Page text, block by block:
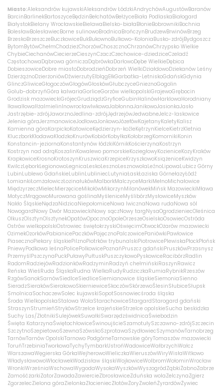
Miasto:Aleksandrów kujawskiAleksandrów ŁódzkiAndrychówAugustówBaranów
BarcinBarlinekBartoszyceBędzinBełchatówBełżyceBiała PodlaskaBiałogard
BiałystokBielany WrocławskieBielawaBielsko-białaBłonieBobrownikiBochnia
BolesławBolesławiecBorne sulinowoBrodnicaBrończynBrudzewBrwinówBrzeg
BrzeskoBrzeszczeBuczkowiceBukBukownoBulkowo-KoloniaBusko-zdrójBydgoszcz
BytomBytówChełmChodzieżChorzówChoszcznoChrzanówChrzypsko Wielkie
ChybieCiechanówCiecierzeCieszynCzaczCzechowice-dziedziceCzeladź
CzęstochowaDąbrowa górniczaDąbrówkaDarłowoDębe WielkieDębica
DobieszowiceDobre miastoDobrodzieńDobrzeń WielkiDziałdowoDziekanów Leśny
DzierżążnoDzierżoniówDźwierzutyElblągEłkGarbatka-LetniskoGdańskGdynia
GlinczGliwiceGłogoczówGłogówGłoskówGłubczyceGnieznoGogolin
Golub-dobrzyńGóra kalwariaGorliceGorzów wielkopolskiGrajewoGrębocin
Grodzisk mazowieckiGrójecGrudziądzGryficeGubinHalinówHarklowaHorodniany
IławaIłowaIłżaImielinInowrocławIwkowaJabłonnaJanikowoJasionkaJasło
Jastrzębie-zdrójJaworznoJedlina-zdrójJędrzejówJedwabneJelcz-laskowice
Jelenia góraJerzmanowiceJodłowaJonkowoJózefówKajetanyKaletyKalisz
Kamienna góraKarpickoKatowiceKędzierzyn-koźleKętrzynKielceKietrzKletnia
KluczborkKłodawaKłodzkoKnurówKobiórKobyłkaKołobrzegKomornikiKonin
Konstancin-jeziornaKonstantynów łódzkiKórnikKościerzynaKostrzyn
Kostrzyn nad odrąKoszalinKowalewo pomorskieKoziegłowyKozieniceKozyKraków
KrapkowiceKrosnoKrotoszynKruszwicaKrzepiceKrzyszkowoKsiążeniceKwidzyn
KwilczLęborkLegionowoLegnicaLeskoLesznoLesznowolaLeźnoLipowaLubicz Górny
LubinLublewo GdańskieLublinLubliniecLutyniaŁaskŁaziska GórnełazyŁódź
ŁomiankiŁomżałowiczŁozinałukówMalborkMalczyceMarkiMełnoMichałowice
MiędzyrzeczMielecMierzęciceMikołówMikorzynMilanówekMińsk MazowieckiMława
MotyczMrągowoMurowana goślinaMyśleniceMyślibórzMysłowiceMyszków
Nakło ŚląskieNędzaNidzicaNiepołomiceNowa IwicznaNowa rudaNowa sól
NowogardNowy Dwór MazowieckiNowy sączNowy targNysaOgrodzieniecOleśnica
OlkuszOlsztynOlsztynekOpatówOpocznoOpoleOrzeszeOsielskoOsowiecOstróda
Ostrów wielkopolskiOstrowiec świętokrzyskiOświęcimOtwockOżarów mazowiecki
OzimekOzorkówPabianicePaczkówPajęcznoPalczowicePaniówkiPawłowice
PiasecznoPiekary śląskiePilznoPiotrków trybunalskiPiotrowicePlewiskaPłockPłońsk
PniewyPodkowa leśnaPolicePolkowicePoznańPruszcz gdańskiPruszkówPrzasnysz
PrzemyślPszczynaPuckPuławyPułtuskPuszczykowoPyskowiceRacibórzRadlin
RadomRadziejówRadzionkówRadzyminRadzyń chełmińskiRaszynRawicz
Reńska WieśRuda ŚląskaRudna WielkaRudyRudziczkaRumiaRybnikRzeszów
RzgówSanokSarnówSiedlceSiedliceSiemianowice śląskieSiemoniaSienno
SieradzSierakówSierakowoSkierniewiceSkoczówSkórzewoŚlesinSłubiceSłupsk
SmolnicaSochaczewSolec kujawskiSopotSosnowiecśroda śląska
Środa WielkopolskaStalowa WolaStarachowiceStargardStarogard gdański
StraszynStrumieńStrykówStrzelce krajeńskieStrzelce opolskieSucha beskidzka
Suchy Las/ZłotnikiSulejówekSuwałkiSwarzędzświdnicaŚwiebodzin
Święta KatarzynaŚwiętochłowiceŚwinoujścieSzamotułySzczawno-zdrójSzczecin
SzczytnoSzepietowoSzewnaSzówskoSzprotawaSzydłowiecSzymanówTarnobrzeg
TarnówTarnów OpolskiTarnowo PodgórneTarnowskie góryTomaszów mazowiecki
ToruńTrzebiniaTworkowaTychyTymbarkUstrońWadowiceWałbrzychWałcz
WarszawaWęgierska GórkaWejherowoWieliczkaWieruszówWiryWisłaWitkowo
WładysławowoWłocławekWodzisław śląskiWojkowiceWolbromWołominWrocław
WronkiWrześniaWschowaWygodaWysokaWyszkówWyszogródZąbkiŻabnoZabrze
ZamośćżarkiZatorZawadaZawiercieZbrosławiceZduńska wolaZelczynaZgierz
ZgorzelecZielona góraZielonkaZłocieniecZłotówŻoryZwoleńŻyrardówŻywiec